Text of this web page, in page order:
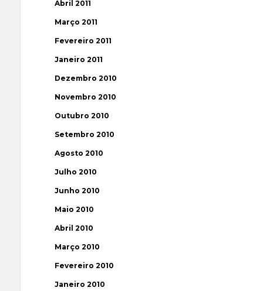
Abril 2011
Março 2011
Fevereiro 2011
Janeiro 2011
Dezembro 2010
Novembro 2010
Outubro 2010
Setembro 2010
Agosto 2010
Julho 2010
Junho 2010
Maio 2010
Abril 2010
Março 2010
Fevereiro 2010
Janeiro 2010